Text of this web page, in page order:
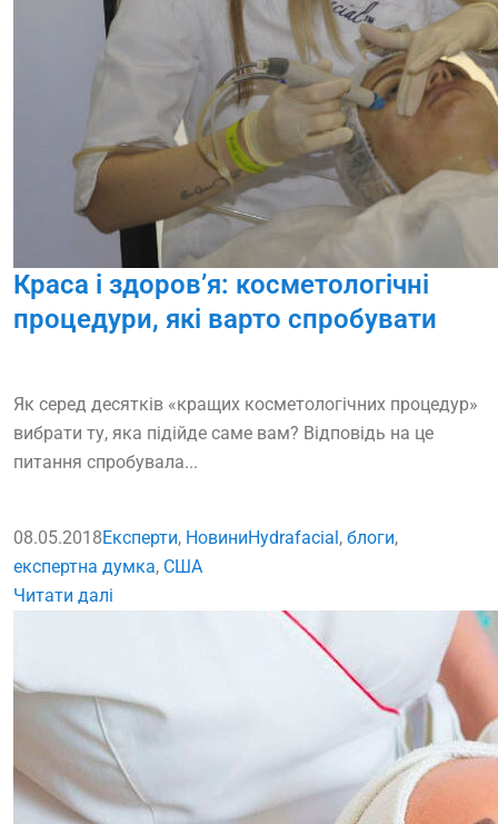
Краса і здоров’я: косметологічні
процедури, які варто спробувати
Як серед десятків «кращих косметологічних процедур»
вибрати ту, яка підійде саме вам? Відповідь на це
питання спробувала...
08.05.2018Експерти, НовиниHydrafacial , блоги,
експертна думка, США
Читати далі